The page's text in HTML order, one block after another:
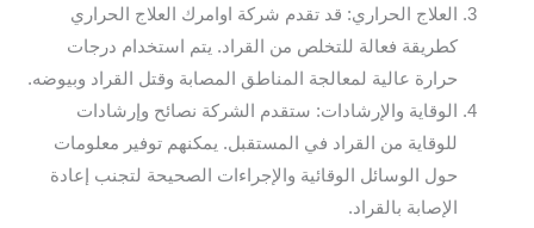
العلاج الحراري: قد تقدم شركة اوامرك العلاج الحراري
كطريقة فعالة للتخلص من القراد. يتم استخدام درجات
حرارة عالية لمعالجة المناطق المصابة وقتل القراد وبيوضه.
الوقاية والإرشادات: ستقدم الشركة نصائح وإرشادات
للوقاية من القراد في المستقبل. يمكنهم توفير معلومات
حول الوسائل الوقائية والإجراءات الصحيحة لتجنب إعادة
الإصابة بالقراد.